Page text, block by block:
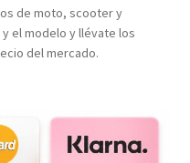
de moto, scooter y
el modelo y llévate los
del mercado.